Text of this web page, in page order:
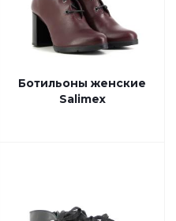
Ботильоны женские
Salimex